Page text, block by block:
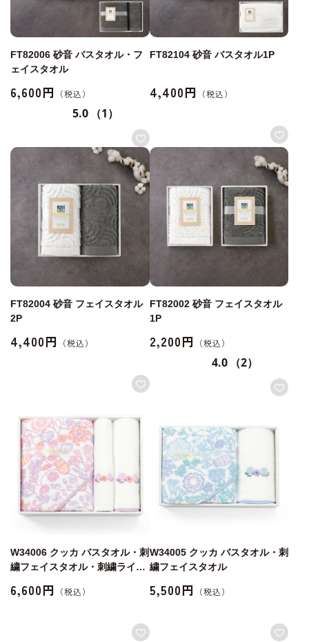
FT82006 砂音 バスタオル・フ
ェイスタオル
6,600円
5.0 （1）
FT82104 砂音 バスタオル1P
4,400円
FT82004 砂音 フェイスタオル
2P
4,400円
FT82002 砂音 フェイスタオル
1P
2,200円
4.0 （2）
W34006 クッカ バスタオル・刺
繍フェイスタオル・刺繍ライト
6,600円
W34005 クッカ バスタオル・刺
繍フェイスタオル
5,500円